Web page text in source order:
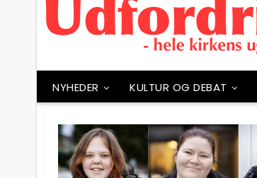
NYHEDER KULTUR OG DEBAT